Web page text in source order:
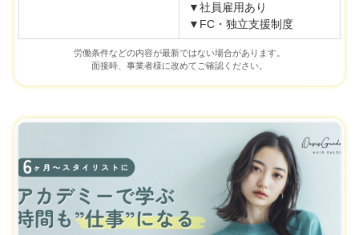
▼社員雇用あり
▼FC・独立支援制度
労働条件などの内容が最新ではない場合があります。
面接時、事業者様に改めてご確認ください。